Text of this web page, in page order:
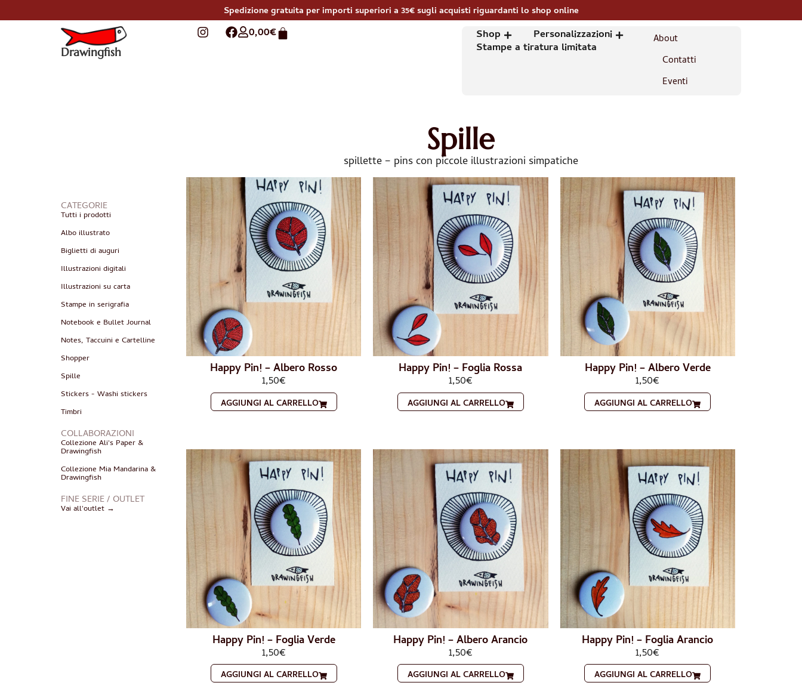
Spedizione gratuita per importi superiori a 35€ sugli acquisti riguardanti lo shop online
Drawingfish
0,00€ Shop Personalizzazioni
Stampe a tiratura limitata
About
Contatti
Eventi
CATEGORIE
Tutti i prodotti
Albo illustrato
Biglietti di auguri
Illustrazioni digitali
Illustrazioni su carta
Stampe in serigrafia
Notebook e Bullet Journal
Notes, Taccuini e Cartelline
Shopper
Spille
Stickers - Washi stickers
Timbri
COLLABORAZIONI
Collezione Ali's Paper &
Drawingfish
Collezione Mia Mandarina &
Drawingfish
FINE SERIE / OUTLET
Vai all'outlet →
Spille
spillette – pins con piccole illustrazioni simpatiche
Happy Pin! – Albero Rosso
1,50€
AGGIUNGI AL CARRELLO
Happy Pin! – Foglia Rossa
1,50€
AGGIUNGI AL CARRELLO
Happy Pin! – Albero Verde
1,50€
AGGIUNGI AL CARRELLO
Happy Pin! – Foglia Verde
1,50€
AGGIUNGI AL CARRELLO
Happy Pin! – Albero Arancio
1,50€
AGGIUNGI AL CARRELLO
Happy Pin! – Foglia Arancio
1,50€
AGGIUNGI AL CARRELLO